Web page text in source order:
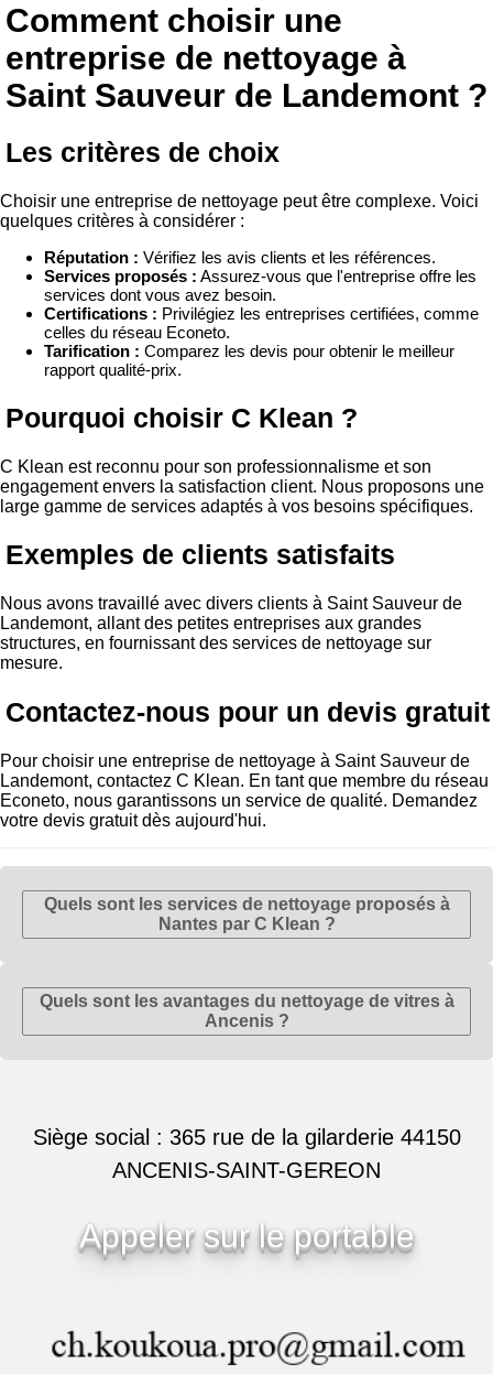
Comment choisir une
entreprise de nettoyage à
Saint Sauveur de Landemont ?
Les critères de choix
Choisir une entreprise de nettoyage peut être complexe. Voici
quelques critères à considérer :
Réputation : Vérifiez les avis clients et les références.
Services proposés : Assurez-vous que l'entreprise offre les
services dont vous avez besoin.
Certifications : Privilégiez les entreprises certifiées, comme
celles du réseau Econeto.
Tarification : Comparez les devis pour obtenir le meilleur
rapport qualité-prix.
Pourquoi choisir C Klean ?
C Klean est reconnu pour son professionnalisme et son
engagement envers la satisfaction client. Nous proposons une
large gamme de services adaptés à vos besoins spécifiques.
Exemples de clients satisfaits
Nous avons travaillé avec divers clients à Saint Sauveur de
Landemont, allant des petites entreprises aux grandes
structures, en fournissant des services de nettoyage sur
mesure.
Contactez-nous pour un devis gratuit
Pour choisir une entreprise de nettoyage à Saint Sauveur de
Landemont, contactez C Klean. En tant que membre du réseau
Econeto, nous garantissons un service de qualité. Demandez
votre devis gratuit dès aujourd'hui.
Quels sont les services de nettoyage proposés à
Nantes par C Klean ?
Quels sont les avantages du nettoyage de vitres à
Ancenis ?
Siège social : 365 rue de la gilarderie 44150
ANCENIS-SAINT-GEREON
Appeler sur le portable